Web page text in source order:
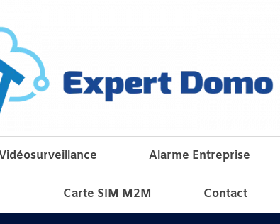
Alarme Entreprise
Carte SIM M2M Contact